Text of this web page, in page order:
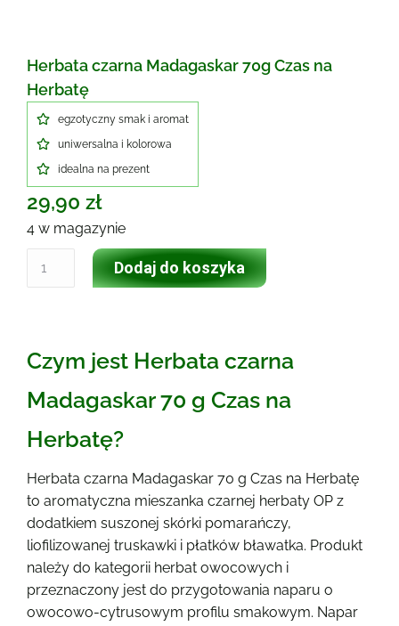
Herbata czarna Madagaskar 70g Czas na
Herbatę
egzotyczny smak i aromat
uniwersalna i kolorowa
idealna na prezent
29,90 zł
4 w magazynie
Dodaj do koszyka
Czym jest Herbata czarna
Madagaskar 70 g Czas na
Herbatę?
Herbata czarna Madagaskar 70 g Czas na Herbatę
to aromatyczna mieszanka czarnej herbaty OP z
dodatkiem suszonej skórki pomarańczy,
liofilizowanej truskawki i płatków bławatka. Produkt
należy do kategorii herbat owocowych i
przeznaczony jest do przygotowania naparu o
owocowo-cytrusowym profilu smakowym. Napar